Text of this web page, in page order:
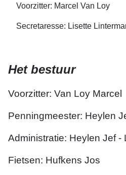
Voorzitter: Marcel Van Loy
Secretaresse: Lisette
Het bestuur
Voorzitter: Van Loy Marcel
Penningmeester: Heylen
Administratie: Heylen Jef -
Fietsen: Hufkens Jos